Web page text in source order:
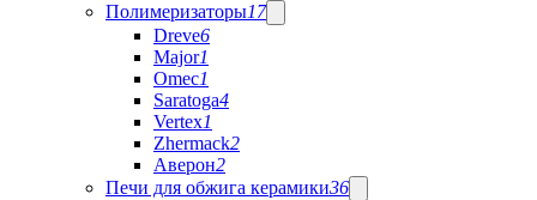
Полимеризаторы17
Dreve6
Major1
Omec1
Saratoga4
Vertex1
Zhermack2
Аверон2
Печи для обжига керамики36